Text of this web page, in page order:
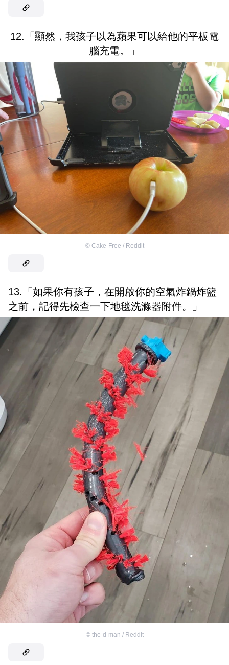
12.「顯然，我孩子以為蘋果可以給他的平板電
腦充電。」
© Cake-Free / Reddit
13.「如果你有孩子，在開啟你的空氣炸鍋炸籃
之前，記得先檢查一下地毯洗滌器附件。」
© the-d-man / Reddit